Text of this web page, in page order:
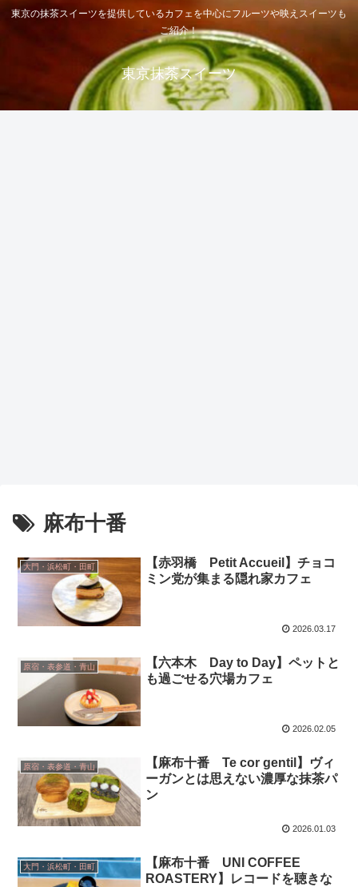
東京の抹茶スイーツを提供しているカフェを中心にフルーツや映えスイーツも
ご紹介！
東京抹茶スイーツ
麻布十番
大門・浜松町・田町
【赤羽橋 Petit Accueil】チョコ
ミン党が集まる隠れ家カフェ
2026.03.17
原宿・表参道・青山
【六本木 Day to Day】ペットと
も過ごせる穴場カフェ
2026.02.05
原宿・表参道・青山
【麻布十番 Te cor gentil】ヴィ
ーガンとは思えない濃厚な抹茶パ
ン
2026.01.03
大門・浜松町・田町
【麻布十番 UNI COFFEE
ROASTERY】レコードを聴きな